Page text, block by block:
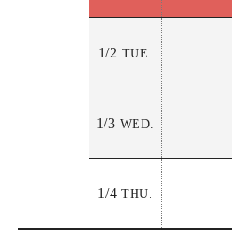
1/2 TUE.
1/3 WED.
1/4 THU.